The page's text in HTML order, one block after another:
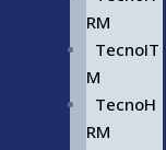
RM
TecnoIT
M
TecnoH
RM